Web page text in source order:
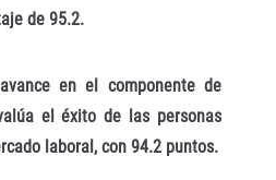
de 95.2.
en el componente de
el éxito de las personas
laboral, con 94.2 puntos.